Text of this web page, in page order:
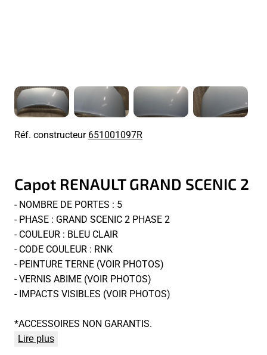
Réf. constructeur651001097R
Capot RENAULT GRAND SCENIC 2
- NOMBRE DE PORTES : 5
- PHASE : GRAND SCENIC 2 PHASE 2
- COULEUR : BLEU CLAIR
- CODE COULEUR : RNK
- PEINTURE TERNE (VOIR PHOTOS)
- VERNIS ABIME (VOIR PHOTOS)
- IMPACTS VISIBLES (VOIR PHOTOS)
*ACCESSOIRES NON GARANTIS.
Lire plus